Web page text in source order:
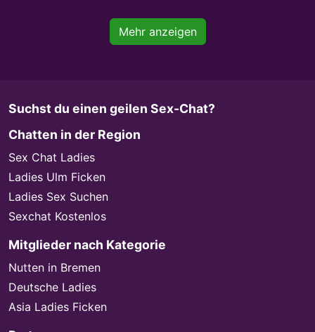
Mehr anzeigen
Suchst du einen geilen Sex-Chat?
Chatten in der Region
Sex Chat Ladies
Ladies Ulm Ficken
Ladies Sex Suchen
Sexchat Kostenlos
Mitglieder nach Kategorie
Nutten in Bremen
Deutsche Ladies
Asia Ladies Ficken